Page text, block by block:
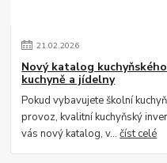
21.02.2026
Nový katalog
kuchyně a jídelny
Pokud vybavujete školní
provoz, kvalitní kuchyňský
vás nový katalog, v...číst celé